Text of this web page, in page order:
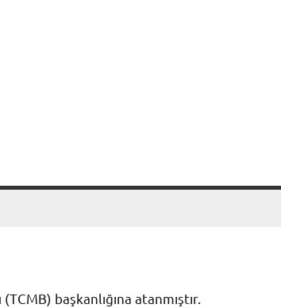
(TCMB) başkanlığına atanmıştır.